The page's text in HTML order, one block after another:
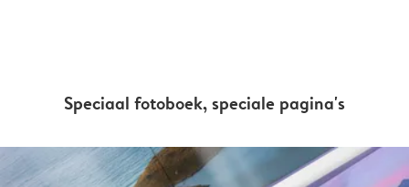
Speciaal fotoboek, speciale pagina's